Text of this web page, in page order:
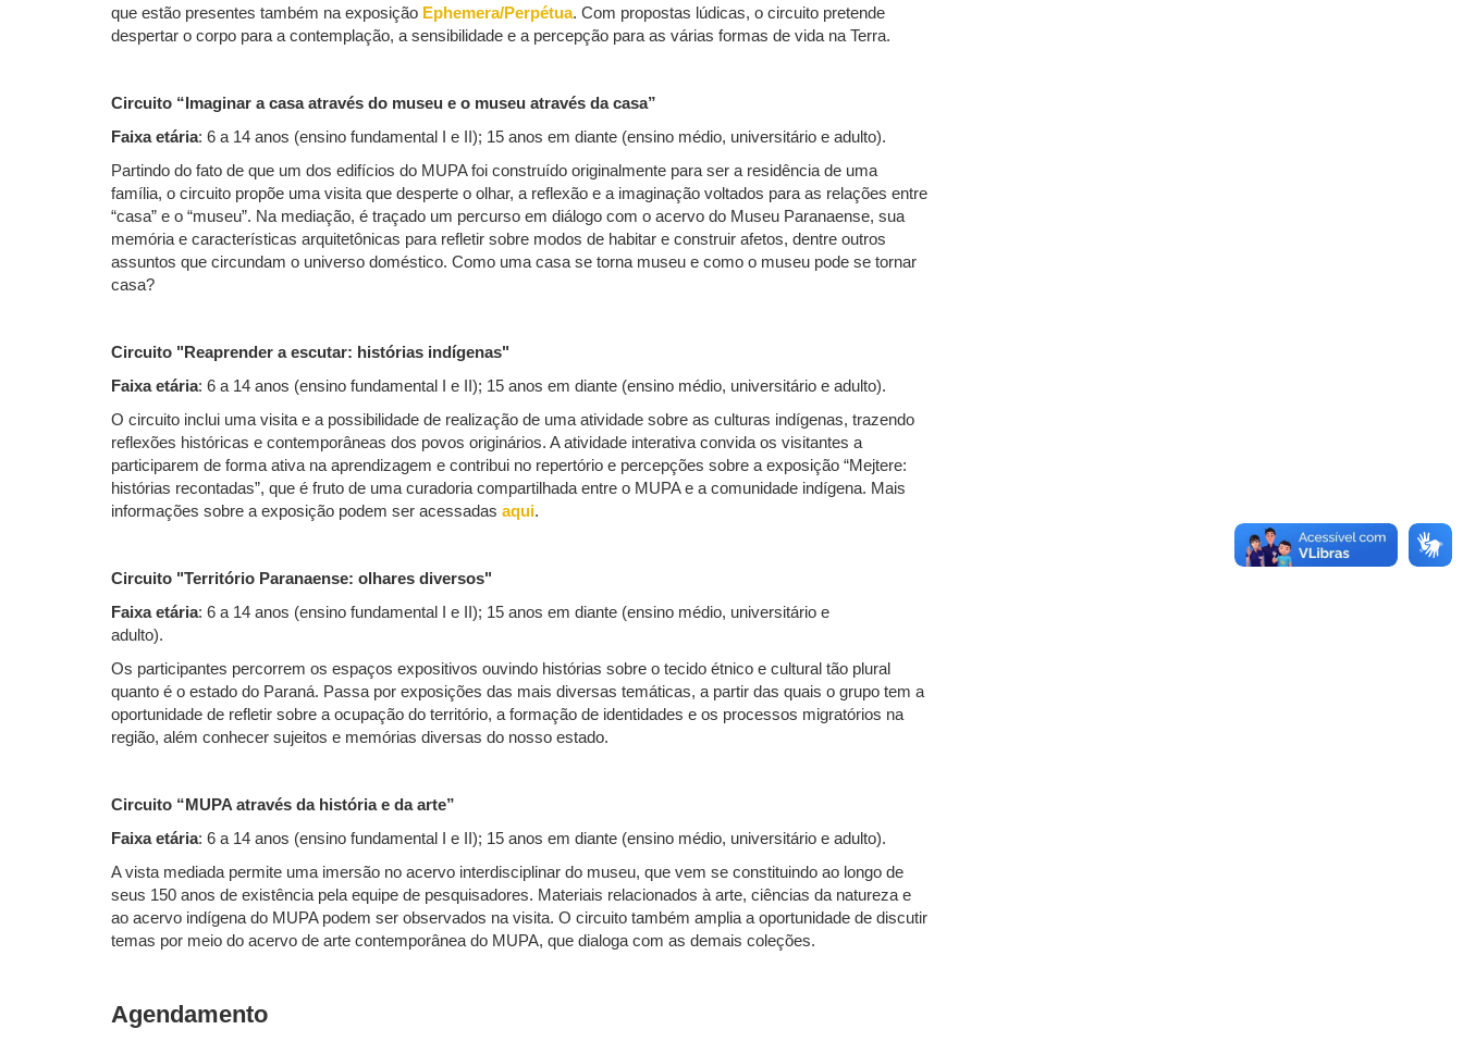
que estão presentes também na exposição Ephemera/Perpétua. Com propostas lúdicas, o circuito pretende
despertar o corpo para a contemplação, a sensibilidade e a percepção para as várias formas de vida na Terra.
Circuito “Imaginar a casa através do museu e o museu através da casa”
Faixa etária: 6 a 14 anos (ensino fundamental I e II); 15 anos em diante (ensino médio, universitário e adulto).
Partindo do fato de que um dos edifícios do MUPA foi construído originalmente para ser a residência de uma
família, o circuito propõe uma visita que desperte o olhar, a reflexão e a imaginação voltados para as relações entre
“casa” e o “museu”. Na mediação, é traçado um percurso em diálogo com o acervo do Museu Paranaense, sua
memória e características arquitetônicas para refletir sobre modos de habitar e construir afetos, dentre outros
assuntos que circundam o universo doméstico. Como uma casa se torna museu e como o museu pode se tornar
casa?
Circuito "Reaprender a escutar: histórias indígenas"
Faixa etária: 6 a 14 anos (ensino fundamental I e II); 15 anos em diante (ensino médio, universitário e adulto).
O circuito inclui uma visita e a possibilidade de realização de uma atividade sobre as culturas indígenas, trazendo
reflexões históricas e contemporâneas dos povos originários. A atividade interativa convida os visitantes a
participarem de forma ativa na aprendizagem e contribui no repertório e percepções sobre a exposição “Mejtere:
histórias recontadas”, que é fruto de uma curadoria compartilhada entre o MUPA e a comunidade indígena. Mais
informações sobre a exposição podem ser acessadas aqui.
Circuito "Território Paranaense: olhares diversos"
Faixa etária: 6 a 14 anos (ensino fundamental I e II); 15 anos em diante (ensino médio, universitário e
adulto).
Os participantes percorrem os espaços expositivos ouvindo histórias sobre o tecido étnico e cultural tão plural
quanto é o estado do Paraná. Passa por exposições das mais diversas temáticas, a partir das quais o grupo tem a
oportunidade de refletir sobre a ocupação do território, a formação de identidades e os processos migratórios na
região, além conhecer sujeitos e memórias diversas do nosso estado.
Circuito “MUPA através da história e da arte”
Faixa etária: 6 a 14 anos (ensino fundamental I e II); 15 anos em diante (ensino médio, universitário e adulto).
A vista mediada permite uma imersão no acervo interdisciplinar do museu, que vem se constituindo ao longo de
seus 150 anos de existência pela equipe de pesquisadores. Materiais relacionados à arte, ciências da natureza e
ao acervo indígena do MUPA podem ser observados na visita. O circuito também amplia a oportunidade de discutir
temas por meio do acervo de arte contemporânea do MUPA, que dialoga com as demais coleções.
Agendamento